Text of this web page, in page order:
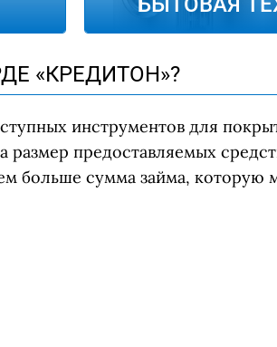
«КРЕДИТОН»?
инструментов для
размер предоставляемых
больше сумма займа, которую